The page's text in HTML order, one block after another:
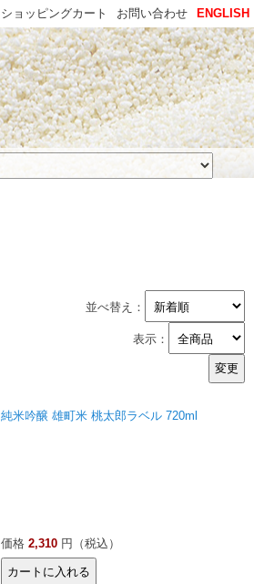
並べ替え：
表示：
純米吟醸 雄町米 桃太郎ラベル 720ml
価格 2,310 円（税込）
ENGLISH
お問い合わせ
ショッピングカート